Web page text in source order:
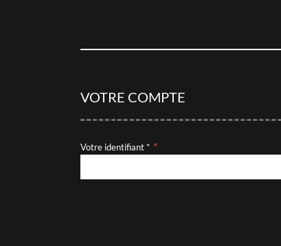
VOTRE COMPTE
Votre identifiant *